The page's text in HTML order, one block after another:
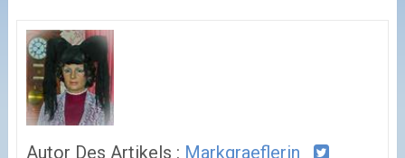
Autor Des Artikels : Markgraeflerin